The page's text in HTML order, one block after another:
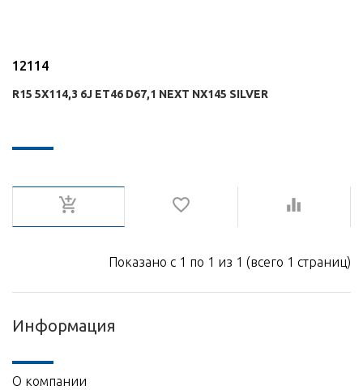
12114
R15 5X114,3 6J ET46 D67,1 NEXT NX145 SILVER
Показано с 1 по 1 из 1 (всего 1 страниц)
Информация
О компании